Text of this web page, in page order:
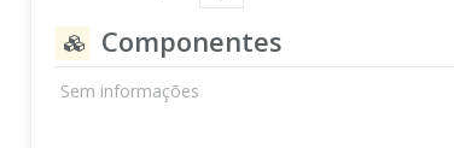
Componentes
Sem informações